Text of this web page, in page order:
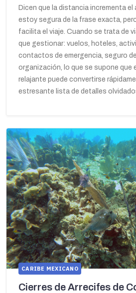
Dicen que la distancia incrementa el
estoy segura de la frase exacta,
facilita el viaje. Cuando se trata de
que gestionar: vuelos, hoteles,
contactos de emergencia, seguro
organización, lo que se supone que
relajante puede convertirse
estresante lista de detalles
CARIBE MEXICANO
Cierres de Arrecifes de